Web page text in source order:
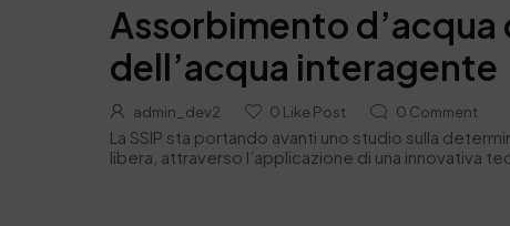
Assorbimento
dell’acqua interagente
admin_dev2 0 Like Post 0 Comment
La SSIP sta portando avanti uno studio sulla
libera, attraverso l’applicazione di una innovativa